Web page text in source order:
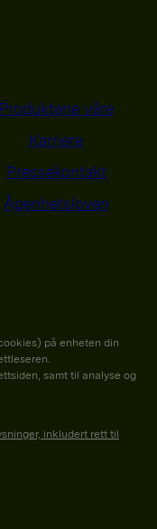
Produktene våre
Karriere
Pressekontakt
Åpenhetsloven
på enheten din
samt til analyse og
inkludert rett til